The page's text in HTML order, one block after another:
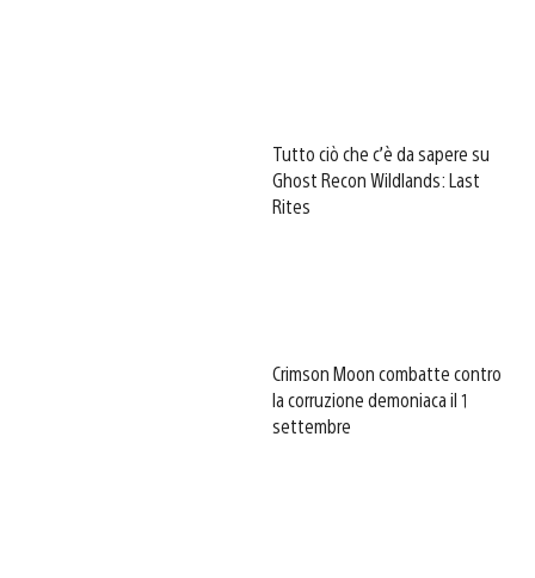
Tutto ciò che c’è da sapere su
Ghost Recon Wildlands: Last
Rites
Crimson Moon combatte contro
la corruzione demoniaca il 1
settembre